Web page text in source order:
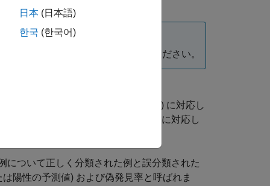
を使用してください。
列は真のクラス (ターゲット クラス) に対応し
線外のセルは、誤分類された観測値に対応し
について正しく分類された例と誤分類された
陽性の予測値) および偽発見率と呼ばれま
日本 (日本語)
한국 (한국어)